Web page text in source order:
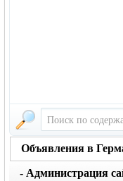
Объявления в
Германии
- Администрация